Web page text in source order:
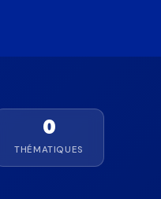
0
THÉMATIQUES